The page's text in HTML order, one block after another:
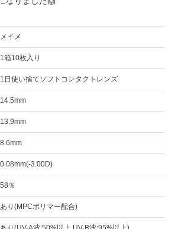
メイメ
1箱10枚入り
1日使い捨てソフトコンタクトレンズ
14.5mm
13.9mm
8.6mm
0.08mm(-3.00D)
58％
あり(MPCポリマー配合)